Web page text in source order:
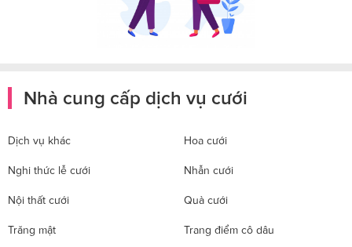
Nhà cung cấp dịch vụ cưới
Dịch vụ khác Hoa cưới
Nghi thức lễ cưới Nhẫn cưới
Nội thất cưới Quà cưới
Trăng mật Trang điểm cô dâu